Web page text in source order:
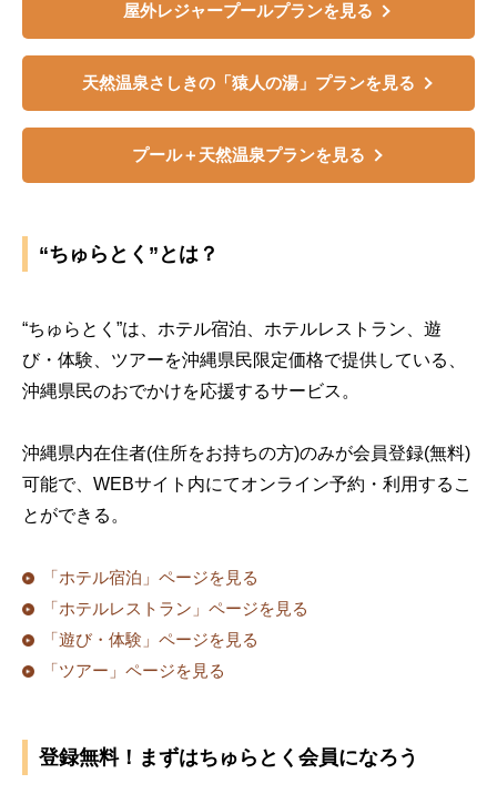
屋外レジャープールプランを見る
天然温泉さしきの「猿人の湯」プランを見る
プール＋天然温泉プランを見る
“ちゅらとく”とは？
“ちゅらとく”は、ホテル宿泊、ホテルレストラン、遊
び・体験、ツアーを沖縄県民限定価格で提供している、
沖縄県民のおでかけを応援するサービス。
沖縄県内在住者(住所をお持ちの方)のみが会員登録(無料)
可能で、WEBサイト内にてオンライン予約・利用するこ
とができる。
「ホテル宿泊」ページを見る
「ホテルレストラン」ページを見る
「遊び・体験」ページを見る
「ツアー」ページを見る
登録無料！まずはちゅらとく会員になろう